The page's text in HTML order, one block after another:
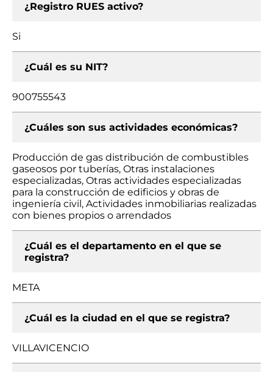
¿Registro RUES activo?
Si
¿Cuál es su NIT?
900755543
¿Cuáles son sus actividades económicas?
Producción de gas distribución de combustibles
gaseosos por tuberías, Otras instalaciones
especializadas, Otras actividades especializadas
para la construcción de edificios y obras de
ingeniería civil, Actividades inmobiliarias realizadas
con bienes propios o arrendados
¿Cuál es el departamento en el que se
registra?
META
¿Cuál es la ciudad en el que se registra?
VILLAVICENCIO